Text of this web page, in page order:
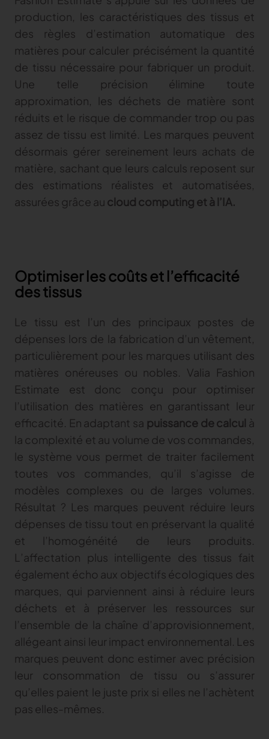
production, les caractéristiques des tissus et
des règles d’estimation automatique des
matières pour calculer précisément la quantité
de tissu nécessaire pour fabriquer un produit.
Une telle précision élimine toute
approximation, les déchets de matière sont
réduits et le risque de commander trop ou pas
assez de tissu est limité. Les marques peuvent
désormais gérer sereinement leurs achats de
matière, sachant que leurs calculs reposent sur
des estimations réalistes et automatisées,
assurées grâce au cloud computing et à l’IA.
Optimiser les coûts et l’efficacité
des tissus
Le tissu est l’un des principaux postes de
dépenses lors de la fabrication d’un vêtement,
particulièrement pour les marques utilisant des
matières onéreuses ou nobles. Valia Fashion
Estimate est donc conçu pour optimiser
l’utilisation des matières en garantissant leur
efficacité. En adaptant sa puissance de calcul à
la complexité et au volume de vos commandes,
le système vous permet de traiter facilement
toutes vos commandes, qu’il s’agisse de
modèles complexes ou de larges volumes.
Résultat ? Les marques peuvent réduire leurs
dépenses de tissu tout en préservant la qualité
et l’homogénéité de leurs produits.
L’affectation plus intelligente des tissus fait
également écho aux objectifs écologiques des
marques, qui parviennent ainsi à réduire leurs
déchets et à préserver les ressources sur
l’ensemble de la chaîne d’approvisionnement,
allégeant ainsi leur impact environnemental. Les
marques peuvent donc estimer avec précision
leur consommation de tissu ou s’assurer
qu’elles paient le juste prix si elles ne l’achètent
pas elles-mêmes.